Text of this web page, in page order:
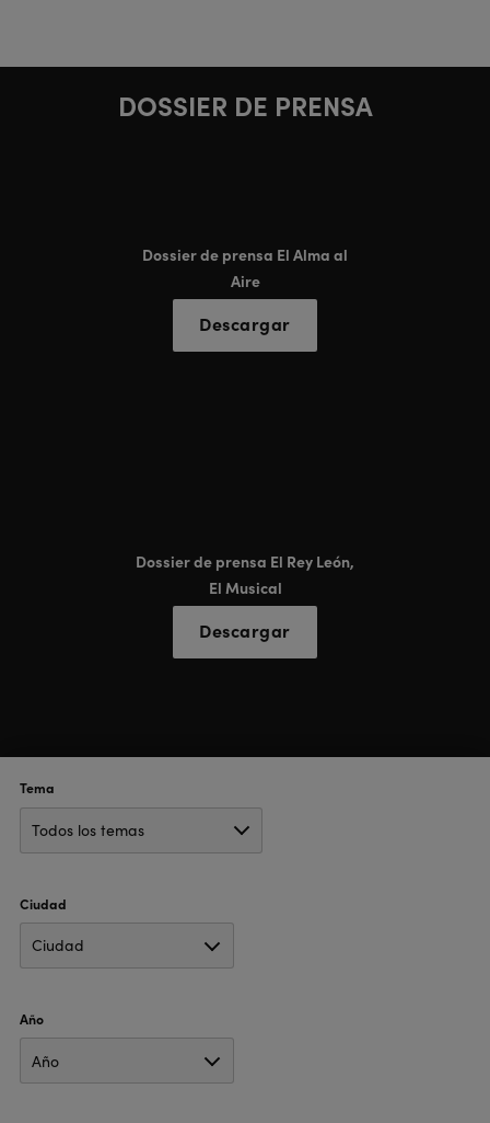
DOSSIER DE PRENSA
Dossier de prensa El Alma al
Aire
Descargar
Dossier de prensa El Rey León,
El Musical
Descargar
Tema
Ciudad
Año